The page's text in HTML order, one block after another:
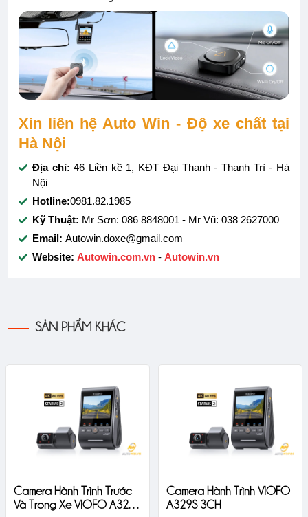
Xin liên hệ Auto Win - Độ xe chất tại
Hà Nội
Địa chỉ:46 Liền kề 1, KĐT Đại Thanh - Thanh Trì - Hà
Nội
Hotline:0981.82.1985
Kỹ Thuật: Mr Sơn: 086 8848001 - Mr Vũ: 038 2627000
Email: Autowin.doxe@gmail.com
Website: Autowin.com.vn - Autowin.vn
SẢN PHẨM KHÁC
Camera Hành Trình Trước
Và Trong Xe VIOFO A329S
Camera Hành Trình VIOFO
A329S 3CH